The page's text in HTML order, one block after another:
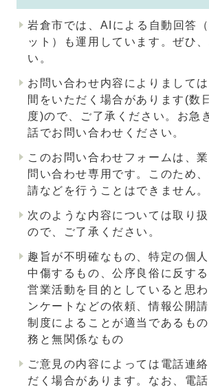
岩倉市では、AIによる自動回答
ット）も運用しています。ぜひ
い。
お問い合わせ内容によりまして
間をいただく場合があります(数
度)ので、ご了承ください。お急
話でお問い合わせください。
このお問い合わせフォームは、
問い合わせ専用です。このため
請などを行うことはできません。
次のような内容については取り
ので、ご了承ください。
趣旨が不明確なもの、特定の個
中傷するもの、公序良俗に反する
営業活動を目的としていると思
ンケートなどの依頼、情報公開
制度によることが適当であるも
務と無関係なもの
ご意見の内容によっては電話連
だく場合があります。なお、電